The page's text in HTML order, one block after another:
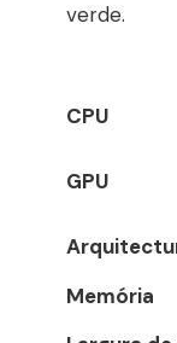
verde.
CPU
GPU
Memória